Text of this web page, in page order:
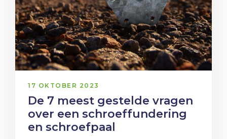
17 OKTOBER 2023
De 7 meest gestelde vragen
over een schroeffundering
en schroefpaal